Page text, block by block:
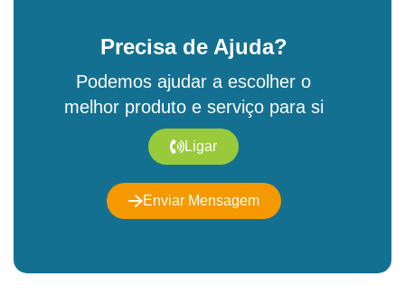
Precisa de Ajuda?
Podemos ajudar a escolher o
melhor produto e serviço para si
Ligar
Enviar Mensagem